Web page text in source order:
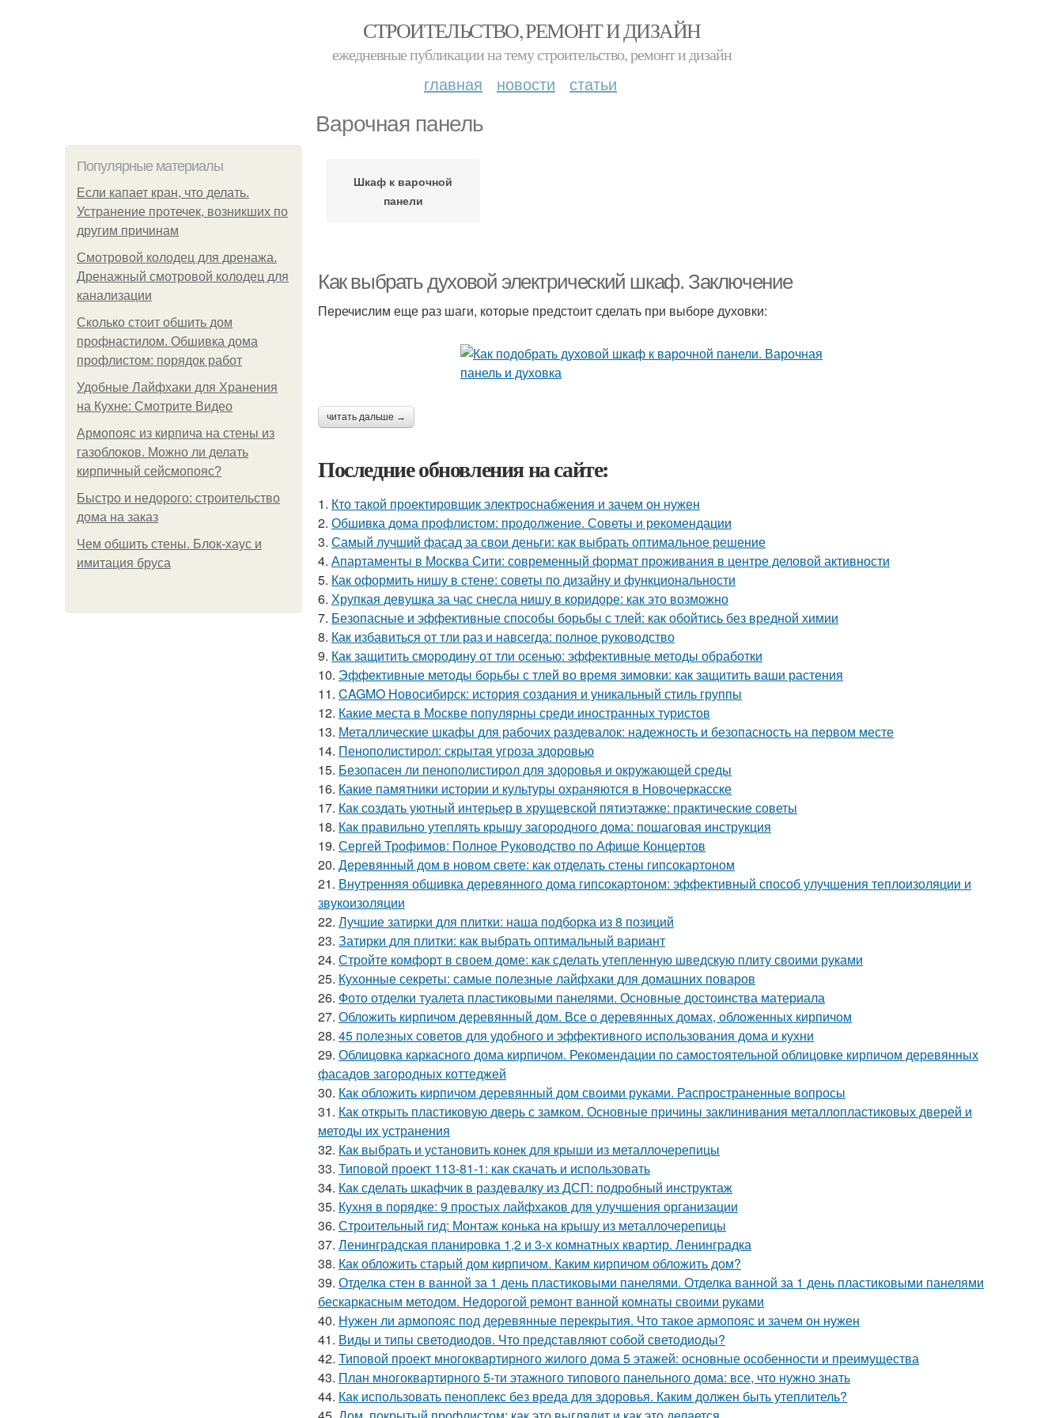
СТРОИТЕЛЬСТВО, РЕМОНТ И ДИЗАЙН
ежедневные публикации на тему строительство, ремонт и дизайн
главная новости статьи
Варочная панель
Популярные материалы
Если капает кран, что делать.
Устранение протечек, возникших по
другим причинам
Смотровой колодец для дренажа.
Дренажный смотровой колодец для
канализации
Сколько стоит обшить дом
профнастилом. Обшивка дома
профлистом: порядок работ
Удобные Лайфхаки для Хранения
на Кухне: Смотрите Видео
Армопояс из кирпича на стены из
газоблоков. Можно ли делать
кирпичный сейсмопояс?
Быстро и недорого: строительство
дома на заказ
Чем обшить стены. Блок-хаус и
имитация бруса
Шкаф к варочной
панели
Как выбрать духовой электрический шкаф. Заключение
Перечислим еще раз шаги, которые предстоит сделать при выборе духовки:
читать дальше →
Последние обновления на сайте:
1. Кто такой проектировщик электроснабжения и зачем он нужен
2. Обшивка дома профлистом: продолжение. Советы и рекомендации
3. Самый лучший фасад за свои деньги: как выбрать оптимальное решение
4. Апартаменты в Москва Сити: современный формат проживания в центре деловой активности
5. Как оформить нишу в стене: советы по дизайну и функциональности
6. Хрупкая девушка за час снесла нишу в коридоре: как это возможно
7. Безопасные и эффективные способы борьбы с тлей: как обойтись без вредной химии
8. Как избавиться от тли раз и навсегда: полное руководство
9. Как защитить смородину от тли осенью: эффективные методы обработки
10. Эффективные методы борьбы с тлей во время зимовки: как защитить ваши растения
11. CAGMO Новосибирск: история создания и уникальный стиль группы
12. Какие места в Москве популярны среди иностранных туристов
13. Металлические шкафы для рабочих раздевалок: надежность и безопасность на первом месте
14. Пенополистирол: скрытая угроза здоровью
15. Безопасен ли пенополистирол для здоровья и окружающей среды
16. Какие памятники истории и культуры охраняются в Новочеркасске
17. Как создать уютный интерьер в хрущевской пятиэтажке: практические советы
18. Как правильно утеплять крышу загородного дома: пошаговая инструкция
19. Сергей Трофимов: Полное Руководство по Афише Концертов
20. Деревянный дом в новом свете: как отделать стены гипсокартоном
21. Внутренняя обшивка деревянного дома гипсокартоном: эффективный способ улучшения теплоизоляции и
звукоизоляции
22. Лучшие затирки для плитки: наша подборка из 8 позиций
23. Затирки для плитки: как выбрать оптимальный вариант
24. Стройте комфорт в своем доме: как сделать утепленную шведскую плиту своими руками
25. Кухонные секреты: самые полезные лайфхаки для домашних поваров
26. Фото отделки туалета пластиковыми панелями. Основные достоинства материала
27. Обложить кирпичом деревянный дом. Все о деревянных домах, обложенных кирпичом
28. 45 полезных советов для удобного и эффективного использования дома и кухни
29. Облицовка каркасного дома кирпичом. Рекомендации по самостоятельной облицовке кирпичом деревянных
фасадов загородных коттеджей
30. Как обложить кирпичом деревянный дом своими руками. Распространенные вопросы
31. Как открыть пластиковую дверь с замком. Основные причины заклинивания металлопластиковых дверей и
методы их устранения
32. Как выбрать и установить конек для крыши из металлочерепицы
33. Типовой проект 113-81-1: как скачать и использовать
34. Как сделать шкафчик в раздевалку из ДСП: подробный инструктаж
35. Кухня в порядке: 9 простых лайфхаков для улучшения организации
36. Строительный гид: Монтаж конька на крышу из металлочерепицы
37. Ленинградская планировка 1,2 и 3-х комнатных квартир. Ленинградка
38. Как обложить старый дом кирпичом. Каким кирпичом обложить дом?
39. Отделка стен в ванной за 1 день пластиковыми панелями. Отделка ванной за 1 день пластиковыми панелями
бескаркасным методом. Недорогой ремонт ванной комнаты своими руками
40. Нужен ли армопояс под деревянные перекрытия. Что такое армопояс и зачем он нужен
41. Виды и типы светодиодов. Что представляют собой светодиоды?
42. Типовой проект многоквартирного жилого дома 5 этажей: основные особенности и преимущества
43. План многоквартирного 5-ти этажного типового панельного дома: все, что нужно знать
44. Как использовать пеноплекс без вреда для здоровья. Каким должен быть утеплитель?